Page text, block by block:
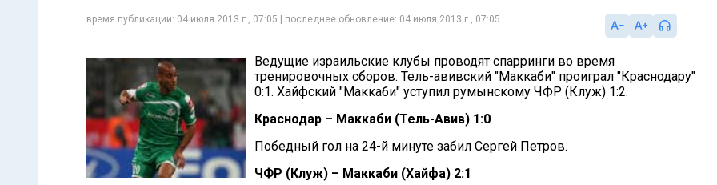
время публикации: 04 июля 2013 г., 07:05 | последнее обновление: 04 июля 2013 г., 07:05
Ведущие израильские клубы проводят спарринги во время
тренировочных сборов. Тель-авивский "Маккаби" проиграл "Краснодару"
0:1. Хайфский "Маккаби" уступил румынскому ЧФР (Клуж) 1:2.
Краснодар – Маккаби (Тель-Авив) 1:0
Победный гол на 24-й минуте забил Сергей Петров.
ЧФР (Клуж) – Маккаби (Хайфа) 2:1